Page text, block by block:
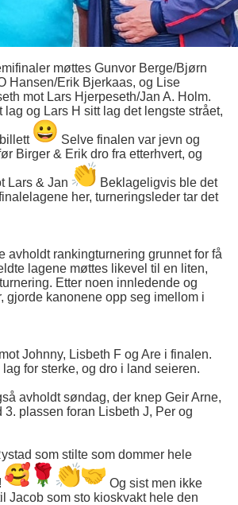
møttes Gunvor Berge/Bjørn
Hansen/Erik Bjerkaas, og Lise
mot Lars Hjerpeseth/Jan A. Holm.
lag og Lars H sitt lag det lengste strået,
Selve finalen var jevn og
Birger & Erik dro fra etterhvert, og
Lars & Jan
Beklageligvis ble det
her, turneringsleder tar det
avholdt rankingturnering grunnet for få
lagene møttes likevel til en liten,
Etter noen innledende og
gjorde kanonene opp seg imellom i
Johnny, Lisbeth F og Are i finalen.
for sterke, og dro i land seieren.
avholdt søndag, der knep Geir Arne,
3. plassen foran Lisbeth J, Per og
som stilte som dommer hele
Og sist men ikke
Jacob som sto kioskvakt hele den